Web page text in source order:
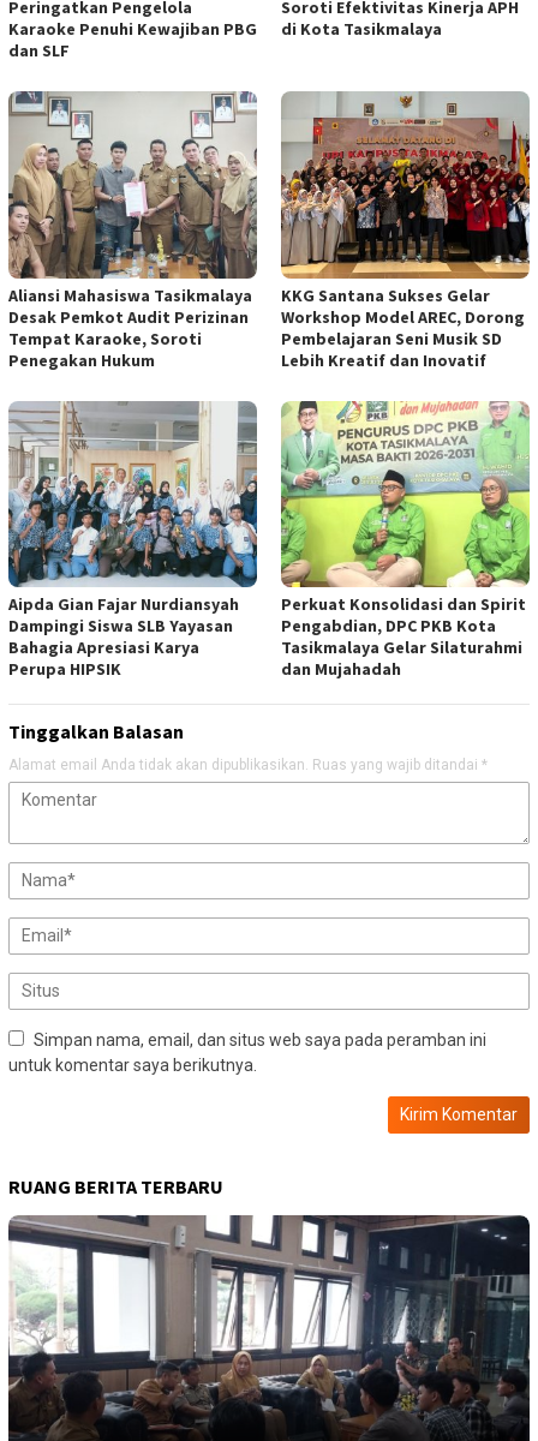
Peringatkan Pengelola
Karaoke Penuhi Kewajiban PBG
dan SLF
Soroti Efektivitas Kinerja APH
di Kota Tasikmalaya
Aliansi Mahasiswa Tasikmalaya
Desak Pemkot Audit Perizinan
Tempat Karaoke, Soroti
Penegakan Hukum
KKG Santana Sukses Gelar
Workshop Model AREC, Dorong
Pembelajaran Seni Musik SD
Lebih Kreatif dan Inovatif
Aipda Gian Fajar Nurdiansyah
Dampingi Siswa SLB Yayasan
Bahagia Apresiasi Karya
Perupa HIPSIK
Perkuat Konsolidasi dan Spirit
Pengabdian, DPC PKB Kota
Tasikmalaya Gelar Silaturahmi
dan Mujahadah
Tinggalkan Balasan
Alamat email Anda tidak akan dipublikasikan. Ruas yang wajib ditandai *
Simpan nama, email, dan situs web saya pada peramban ini
untuk komentar saya berikutnya.
RUANG BERITA TERBARU